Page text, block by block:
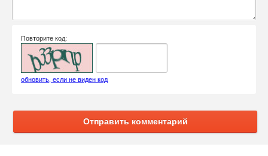
Повторите код:
обновить, если не виден код
Отправить комментарий